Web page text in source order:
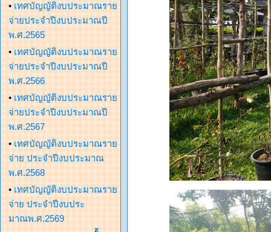
• เทศบัญญัติงบประมาณราย
จ่ายประจำปีงบประมาณปี
พ.ศ.2565
• เทศบัญญัติงบประมาณราย
จ่ายประจำปีงบประมาณปี
พ.ศ.2566
• เทศบัญญัติงบประมาณราย
จ่ายประจำปีงบประมาณปี
พ.ศ.2567
• เทศบัญญัติงบประมาณราย
จ่าย ประจำปีงบประมาณ
พ.ศ.2568
• เทศบัญญัติงบประมาณราย
จ่าย ประจำปีงบประ
มาณพ.ศ.2569